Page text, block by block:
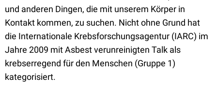
und anderen Dingen, die mit unserem Körper in
Kontakt kommen, zu suchen. Nicht ohne Grund hat
die Internationale Krebsforschungsagentur (IARC) im
Jahre 2009 mit Asbest verunreinigten Talk als
krebserregend für den Menschen (Gruppe 1)
kategorisiert.